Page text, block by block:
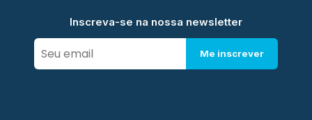
Inscreva-se na nossa newsletter
Me inscrever